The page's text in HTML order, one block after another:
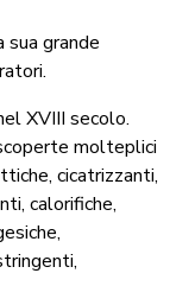
grande
XVIII secolo.
molteplici
cicatrizzanti,
calorifiche,